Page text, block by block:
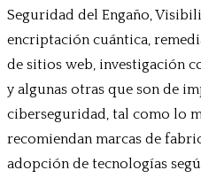
Seguridad del Engaño,
encriptación cuántica,
de sitios web, investigación
y algunas otras que son de
ciberseguridad, tal como lo
recomiendan marcas de
adopción de tecnologías